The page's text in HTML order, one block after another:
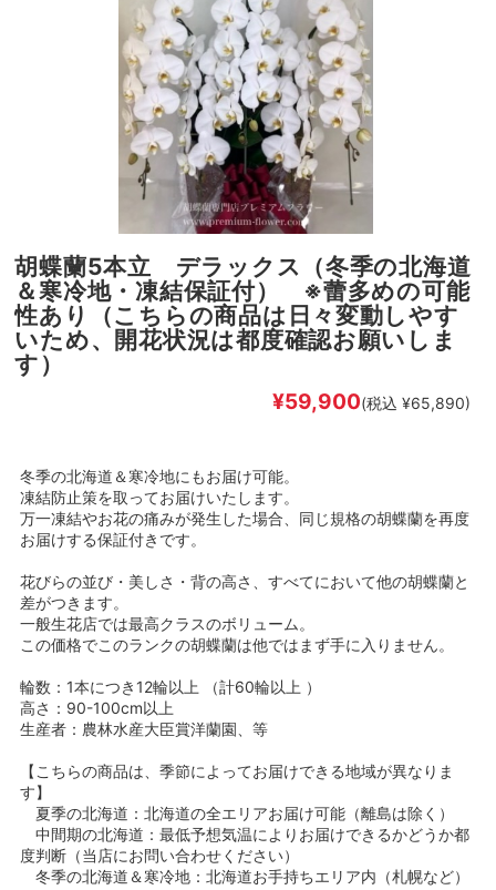
胡蝶蘭5本立 デラックス（冬季の北海道
＆寒冷地・凍結保証付） ※蕾多めの可能
性あり（こちらの商品は日々変動しやす
いため、開花状況は都度確認お願いしま
す）
¥59,900(税込 ¥65,890)
冬季の北海道＆寒冷地にもお届け可能。
凍結防止策を取ってお届けいたします。
万一凍結やお花の痛みが発生した場合、同じ規格の胡蝶蘭を再度
お届けする保証付きです。
花びらの並び・美しさ・背の高さ、すべてにおいて他の胡蝶蘭と
差がつきます。
一般生花店では最高クラスのボリューム。
この価格でこのランクの胡蝶蘭は他ではまず手に入りません。
輪数：1本につき12輪以上 （計60輪以上 ）
高さ：90-100cm以上
生産者：農林水産大臣賞洋蘭園、等
【こちらの商品は、季節によってお届けできる地域が異なりま
す】
夏季の北海道：北海道の全エリアお届け可能（離島は除く）
中間期の北海道：最低予想気温によりお届けできるかどうか都
度判断（当店にお問い合わせください）
冬季の北海道＆寒冷地：北海道お手持ちエリア内（札幌など）